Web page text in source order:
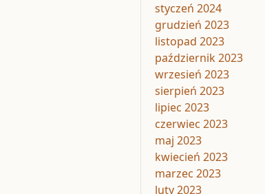
styczeń 2024
grudzień 2023
listopad 2023
październik 2023
wrzesień 2023
sierpień 2023
lipiec 2023
czerwiec 2023
maj 2023
kwiecień 2023
marzec 2023
luty 2023